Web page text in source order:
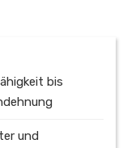
bis
und